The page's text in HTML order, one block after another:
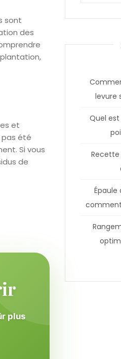
sont
des
et
pas été
Si vous
de
plus
levure
Quel